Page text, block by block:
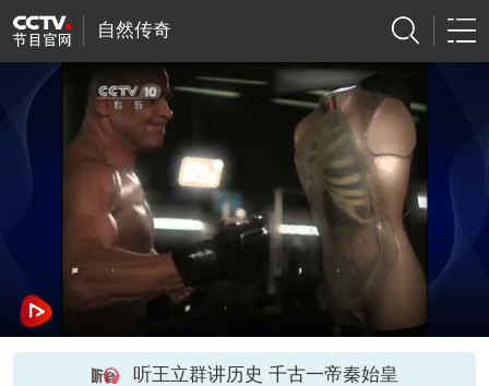
自然传奇
听王立群讲历史 千古一帝秦始皇